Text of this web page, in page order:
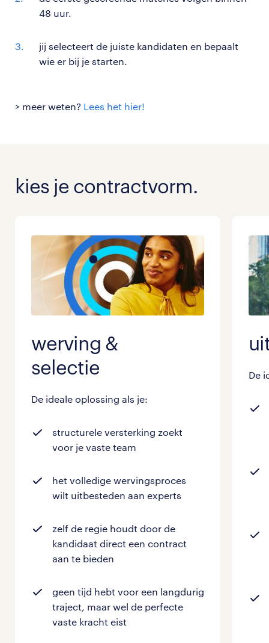
48 uur.
jij selecteert de juiste kandidaten en bepaalt
wie er bij je starten.
> meer weten? Lees het hier!
kies je contractvorm.
werving &
selectie
De ideale oplossing als je:
structurele versterking zoekt
voor je vaste team
het volledige wervingsproces
wilt uitbesteden aan experts
zelf de regie houdt door de
kandidaat direct een contract
aan te bieden
geen tijd hebt voor een langdurig
traject, maar wel de perfecte
vaste kracht eist
De